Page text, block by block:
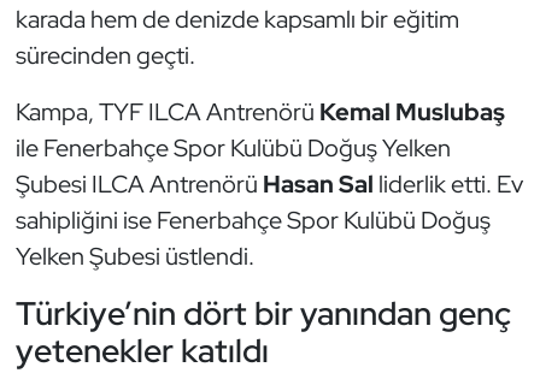
karada hem de denizde kapsamlı bir eğitim
sürecinden geçti.
Kampa, TYF ILCA Antrenörü Kemal Muslubaş
ile Fenerbahçe Spor Kulübü Doğuş Yelken
Şubesi ILCA Antrenörü Hasan Sal liderlik etti. Ev
sahipliğini ise Fenerbahçe Spor Kulübü Doğuş
Yelken Şubesi üstlendi.
Türkiye’nin dört bir yanından genç
yetenekler katıldı
Futsal
Golf
Güreş
Halter
Hava Sporları